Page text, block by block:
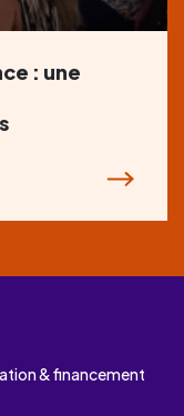
: une
& financement